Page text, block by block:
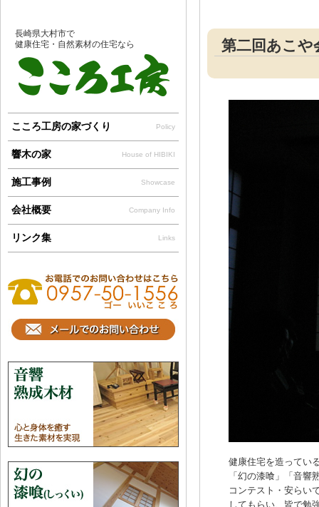
第二回あこや
健康住宅を造ってい
「幻の漆喰」「音
コンテスト・安らい
してもらい、皆で勉
長崎県大村市で
健康住宅・自然素材の住宅なら
こころ工房の家づくり Policy
響木の家 House of HIBIKI
施工事例 Showcase
会社概要 Company Info
リンク集 Links